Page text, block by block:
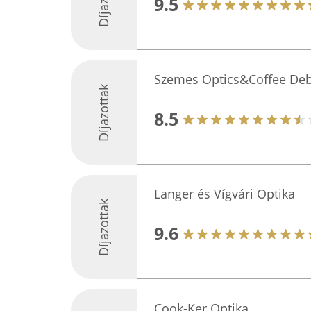
Díjazottak
Szemes Optics&Coffee
8.5
Díjazottak
Langer és Vígvári Optika
9.6